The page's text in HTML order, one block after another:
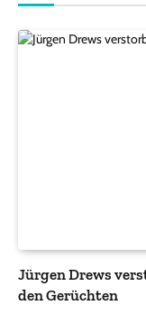
Jürgen Drews
den Gerüchten